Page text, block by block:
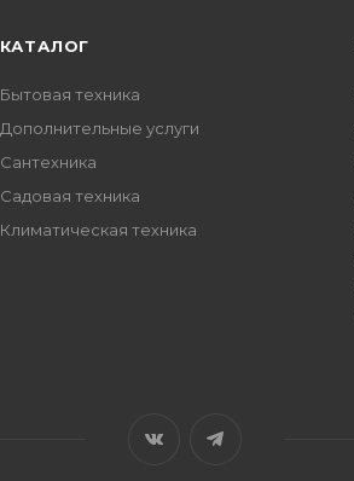
КАТАЛОГ
Бытовая техника
Дополнительные услуги
Сантехника
Садовая техника
Климатическая техника